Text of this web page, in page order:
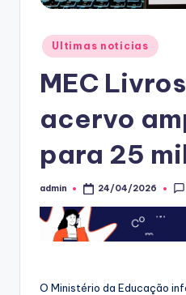
Posted
in
Ultimas noticias
MEC
acervo
para 25
Posted
admin 24/04/2026
O Ministério da Educação